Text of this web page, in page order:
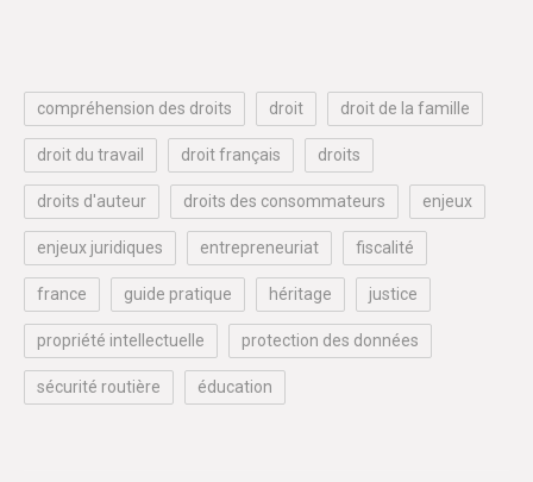
compréhension des droits droit droit de la famille
droit du travail droit français droits
droits d'auteur droits des consommateurs enjeux
enjeux juridiques entrepreneuriat fiscalité
france guide pratique héritage justice
propriété intellectuelle protection des données
sécurité routière éducation